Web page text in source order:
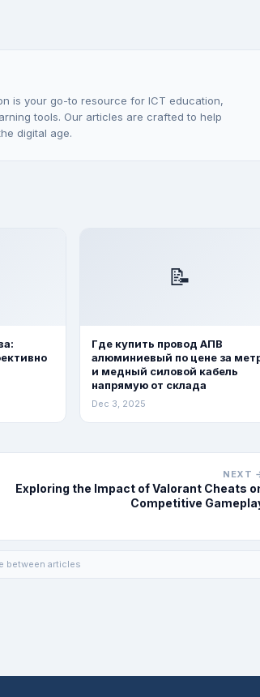
is your go-to resource for ICT education,
tools. Our articles are crafted to help
digital age.
📝
Где купить провод АПВ
алюминиевый по цене за
и медный силовой кабель
напрямую от склада
Dec 3, 2025
NEXT
Exploring the Impact of Valorant Cheats
Competitive
between articles